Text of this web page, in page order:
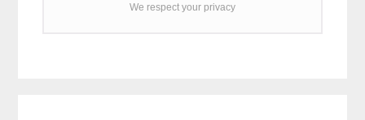
We respect your privacy